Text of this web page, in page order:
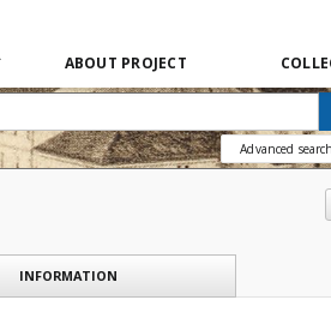
ABOUT PROJECT
Advanced search
INFORMATION